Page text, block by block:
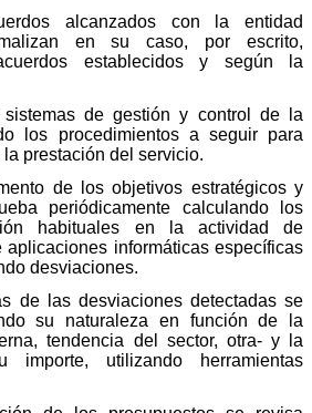
alcanzados con la entidad
en su caso, por escrito,
establecidos y según la
de gestión y control de la
los procedimientos a seguir para
prestación del servicio.
de los objetivos estratégicos y
periódicamente calculando los
habituales en la actividad de
aplicaciones informáticas específicas
desviaciones.
de las desviaciones detectadas se
su naturaleza en función de la
tendencia del sector, otra- y la
importe, utilizando herramientas